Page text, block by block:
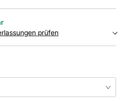
prüfen